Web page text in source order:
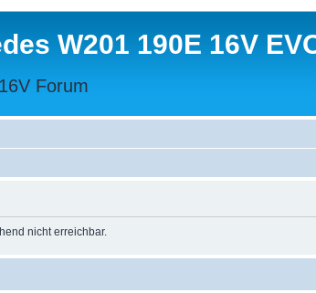
W201 190E 16V
Forum
nicht erreichbar.